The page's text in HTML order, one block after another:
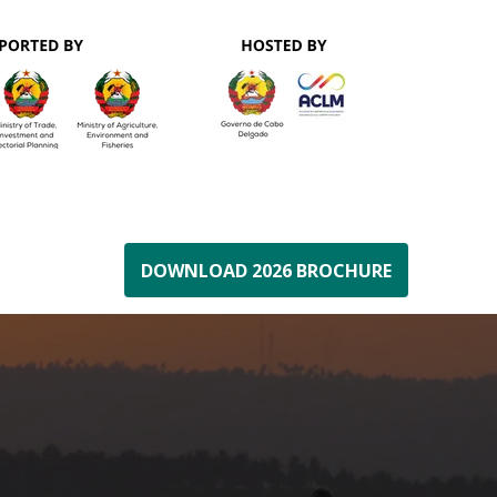
DOWNLOAD 2026 BROCHURE